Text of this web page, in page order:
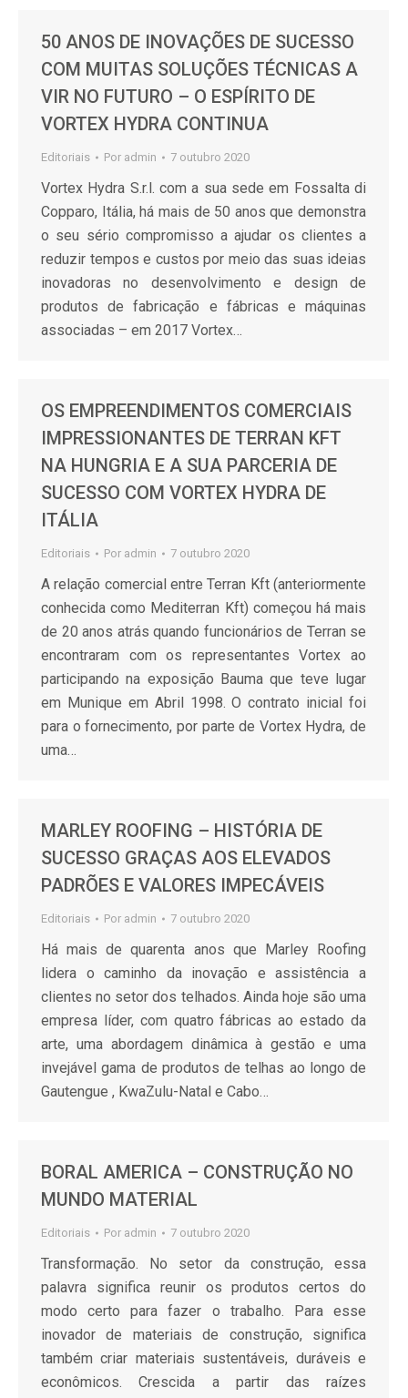
50 ANOS DE INOVAÇÕES DE SUCESSO
COM MUITAS SOLUÇÕES TÉCNICAS A
VIR NO FUTURO – O ESPÍRITO DE
VORTEX HYDRA CONTINUA
Editoriais Por admin 7 outubro 2020
Vortex Hydra S.r.l. com a sua sede em Fossalta di
Copparo, Itália, há mais de 50 anos que demonstra
o seu sério compromisso a ajudar os clientes a
reduzir tempos e custos por meio das suas ideias
inovadoras no desenvolvimento e design de
produtos de fabricação e fábricas e máquinas
associadas – em 2017 Vortex…
OS EMPREENDIMENTOS COMERCIAIS
IMPRESSIONANTES DE TERRAN KFT
NA HUNGRIA E A SUA PARCERIA DE
SUCESSO COM VORTEX HYDRA DE
ITÁLIA
Editoriais Por admin 7 outubro 2020
A relação comercial entre Terran Kft (anteriormente
conhecida como Mediterran Kft) começou há mais
de 20 anos atrás quando funcionários de Terran se
encontraram com os representantes Vortex ao
participando na exposição Bauma que teve lugar
em Munique em Abril 1998. O contrato inicial foi
para o fornecimento, por parte de Vortex Hydra, de
uma…
MARLEY ROOFING – HISTÓRIA DE
SUCESSO GRAÇAS AOS ELEVADOS
PADRÕES E VALORES IMPECÁVEIS
Editoriais Por admin 7 outubro 2020
Há mais de quarenta anos que Marley Roofing
lidera o caminho da inovação e assistência a
clientes no setor dos telhados. Ainda hoje são uma
empresa líder, com quatro fábricas ao estado da
arte, uma abordagem dinâmica à gestão e uma
invejável gama de produtos de telhas ao longo de
Gautengue , KwaZulu-Natal e Cabo…
BORAL AMERICA – CONSTRUÇÃO NO
MUNDO MATERIAL
Editoriais Por admin 7 outubro 2020
Transformação. No setor da construção, essa
palavra significa reunir os produtos certos do
modo certo para fazer o trabalho. Para esse
inovador de materiais de construção, significa
também criar materiais sustentáveis, duráveis e
econômicos. Crescida a partir das raízes